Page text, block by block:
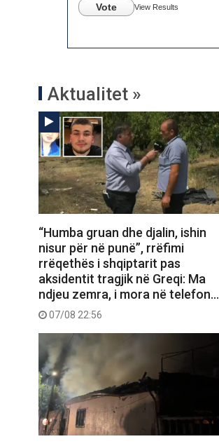
Vote View Results
Aktualitet »
“Humba gruan dhe djalin, ishin
nisur për në punë”, rrëfimi
rrëqethës i shqiptarit pas
aksidentit tragjik në Greqi: Ma
ndjeu zemra, i mora në telefon…
07/08 22:56